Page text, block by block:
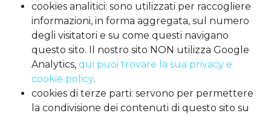
cookies analitici: sono utilizzati per raccogliere
informazioni, in forma aggregata, sul numero
degli visitatori e su come questi navigano
questo sito. Il nostro sito NON utilizza Google
Analytics, qui puoi trovare la sua privacy e
cookie policy.
cookies di terze parti: servono per permettere
la condivisione dei contenuti di questo sito su